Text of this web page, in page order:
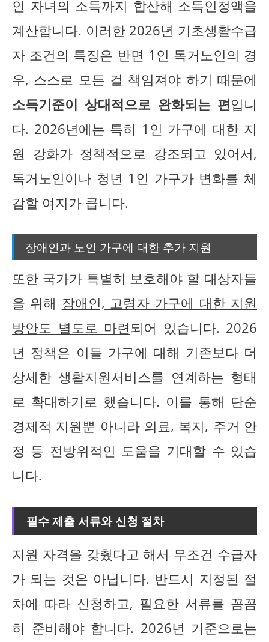
인 자녀의 소득까지 합산해 소득인정액을
계산합니다. 이러한 2026년 기초생활수급
자 조건의 특징은 반면 1인 독거노인의 경
우, 스스로 모든 걸 책임져야 하기 때문에
소득기준이 상대적으로 완화되는 편입니
다. 2026년에는 특히 1인 가구에 대한 지
원 강화가 정책적으로 강조되고 있어서,
독거노인이나 청년 1인 가구가 변화를 체
감할 여지가 큽니다.
장애인과 노인 가구에 대한 추가 지원
또한 국가가 특별히 보호해야 할 대상자들
을 위해 장애인, 고령자 가구에 대한 지원
방안도 별도로 마련되어 있습니다. 2026
년 정책은 이들 가구에 대해 기존보다 더
상세한 생활지원서비스를 연계하는 형태
로 확대하기로 했습니다. 이를 통해 단순
경제적 지원뿐 아니라 의료, 복지, 주거 안
정 등 전방위적인 도움을 기대할 수 있습
니다.
필수 제출 서류와 신청 절차
지원 자격을 갖췄다고 해서 무조건 수급자
가 되는 것은 아닙니다. 반드시 지정된 절
차에 따라 신청하고, 필요한 서류를 꼼꼼
히 준비해야 합니다. 2026년 기준으로는